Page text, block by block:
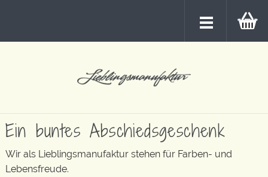
Ein buntes Abschiedsgeschenk
Wir als Lieblingsmanufaktur stehen für Farben- und
Lebensfreude.